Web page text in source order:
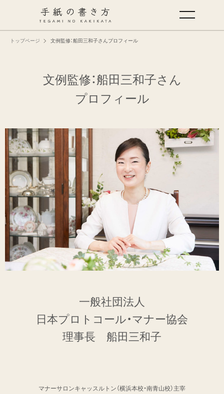
トップページ 文例監修：船田三和子さんプロフィール
文例監修：船田三和子さん
プロフィール
一般社団法人
日本プロトコール・マナー協会
理事長 船田三和子
マナーサロンキャッスルトン（横浜本校・南青山校）主宰
手紙の基本
仕事の手紙の書き方
仕事の文例
ミドリオフィシャルサイト